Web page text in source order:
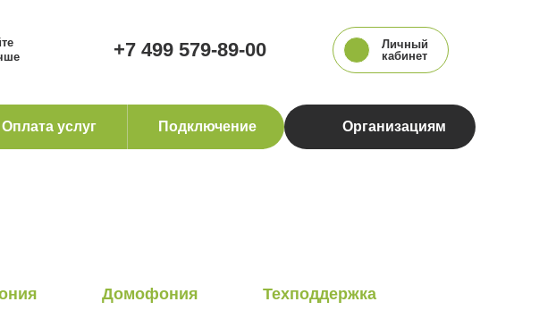
+7 499 579-89-00
Личный
кабинет
Оплата услуг Подключение Организациям
Домофония Техподдержка